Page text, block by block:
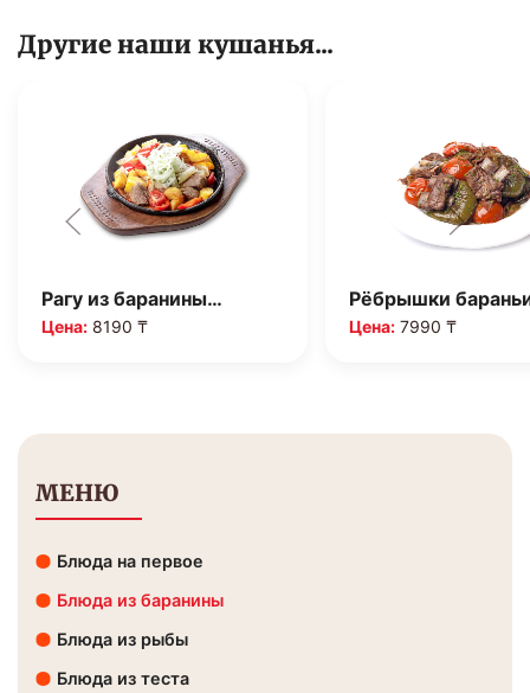
Другие наши кушанья...
Рагу из баранины…
Цена: 8190 ₸
Рёбрышки
Цена:7990 ₸
МЕНЮ
Блюда на первое
Блюда из баранины
Блюда из рыбы
Блюда из теста